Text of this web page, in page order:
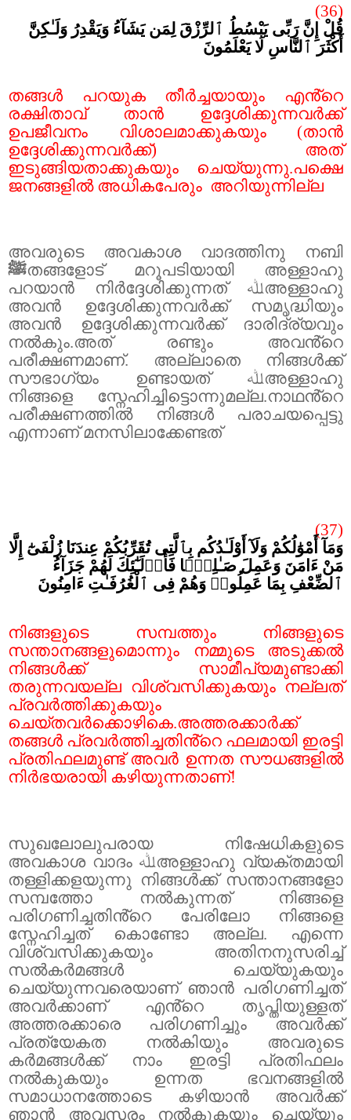
(36)
قُلْ إِنَّ رَبِّى يَبْسُطُ ٱلرِّزْقَ لِمَن يَشَآءُ وَيَقْدِرُ وَلَـٰكِنَّ
أَكْثَرَ ٱلنَّاسِ لَا يَعْلَمُونَ
തങ്ങൾ പറയുക തീർച്ചയായും എൻ്റെ
രക്ഷിതാവ് താൻ ഉദ്ദേശിക്കുന്നവർക്ക്
ഉപജീവനം വിശാലമാക്കുകയും (താൻ
ഉദ്ദേശിക്കുന്നവർക്ക്) അത്
ഇടുങ്ങിയതാക്കുകയും ചെയ്യുന്നു.പക്ഷെ
ജനങ്ങളിൽ അധികപേരും അറിയുന്നില്ല
അവരുടെ അവകാശ വാദത്തിനു നബി
ﷺതങ്ങളോട് മറൂപടിയായി അള്ളാഹു
പറയാൻ നിർദ്ദേശിക്കുന്നത് ﷲഅള്ളാഹു
അവൻ ഉദ്ദേശിക്കുന്നവർക്ക് സമൃദ്ധിയും
അവൻ ഉദ്ദേശിക്കുന്നവർക്ക് ദാരിദ്ര്യവും
നൽകും.അത് രണ്ടും അവൻ്റെ
പരീക്ഷണമാണ്. അല്ലാതെ നിങ്ങൾക്ക്
സൗഭാഗ്യം ഉണ്ടായത് ﷲഅള്ളാഹു
നിങ്ങളെ സ്നേഹിച്ചിട്ടൊന്നുമല്ല.നാഥൻ്റെ
പരീക്ഷണത്തിൽ നിങ്ങൾ പരാചയപ്പെട്ടു
എന്നാണ് മനസിലാക്കേണ്ടത്
(37)
وَمَآ أَمْوَٰلُكُمْ وَلَآ أَوْلَـٰدُكُم بِٱلَّتِى تُقَرِّبُكُمْ عِندَنَا زُلْفَىٰٓ إِلَّا
مَنْ ءَامَنَ وَعَمِلَ صَـٰلِحًۭا فَأُو۟لَـٰٓئِكَ لَهُمْ جَزَآءُ
ٱلضِّعْفِ بِمَا عَمِلُوا۟ وَهُمْ فِى ٱلْغُرُفَـٰتِ ءَامِنُونَ
നിങ്ങളുടെ സമ്പത്തും നിങ്ങളുടെ
സന്താനങ്ങളുമൊന്നും നമ്മുടെ അടുക്കൽ
നിങ്ങൾക്ക് സാമീപ്യമുണ്ടാക്കി
തരുന്നവയല്ല വിശ്വസിക്കുകയും നല്ലത്
പ്രവർത്തിക്കുകയും
ചെയ്തവർക്കൊഴികെ.അത്തരക്കാർക്ക്
തങ്ങൾ പ്രവർത്തിച്ചതിൻ്റെ ഫലമായി ഇരട്ടി
പ്രതിഫലമുണ്ട് അവർ ഉന്നത സൗധങ്ങളിൽ
നിർഭയരായി കഴിയുന്നതാണ്!
സുഖലോലുപരായ നിഷേധികളുടെ
അവകാശ വാദം ﷲഅള്ളാഹു വ്യക്തമായി
തള്ളിക്കളയുന്നു നിങ്ങൾക്ക് സന്താനങ്ങളോ
സമ്പത്തോ നൽകുന്നത് നിങ്ങളെ
പരിഗണിച്ചതിൻ്റെ പേരിലോ നിങ്ങളെ
സ്നേഹിച്ചത് കൊണ്ടോ അല്ല. എന്നെ
വിശ്വസിക്കുകയും അതിനനുസരിച്ച്
സൽകർമങ്ങൾ ചെയ്യുകയും
ചെയ്യുന്നവരെയാണ് ഞാൻ പരിഗണിച്ചത്
അവർക്കാണ് എൻ്റെ തൃപ്തിയുള്ളത്
അത്തരക്കാരെ പരിഗണിച്ചും അവർക്ക്
പ്രത്യേകത നൽകിയും അവരുടെ
കർമങ്ങൾക്ക് നാം ഇരട്ടി പ്രതിഫലം
നൽകുകയും ഉന്നത ഭവനങ്ങളിൽ
സമാധാനത്തോടെ കഴിയാൻ അവർക്ക്
ഞാൻ അവസരം നൽകുകയും ചെയ്യും